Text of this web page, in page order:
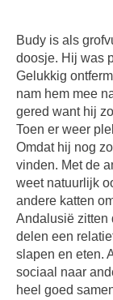
Budy is als
doosje. Hij was
Gelukkig
nam hem mee
gered want hij
Toen er weer
Omdat hij nog
vinden. Met de
weet natuurlijk
andere katten
Andalusië zitten
delen een
slapen en eten.
sociaal naar
heel goed